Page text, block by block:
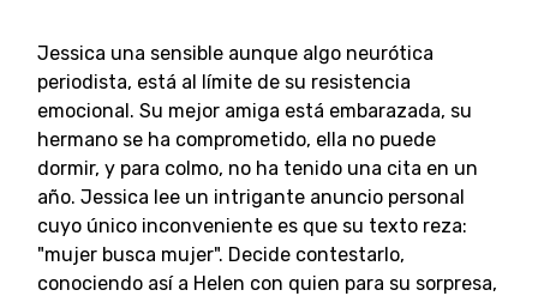
Jessica una sensible aunque algo neurótica
periodista, está al límite de su resistencia
emocional. Su mejor amiga está embarazada, su
hermano se ha comprometido, ella no puede
dormir, y para colmo, no ha tenido una cita en un
año. Jessica lee un intrigante anuncio personal
cuyo único inconveniente es que su texto reza:
"mujer busca mujer". Decide contestarlo,
conociendo así a Helen con quien para su sorpresa,